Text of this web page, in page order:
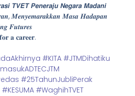
𝙏𝙑𝙀𝙏 𝙋𝙚𝙣𝙚𝙧𝙖𝙟𝙪 𝙉𝙚𝙜𝙖𝙧𝙖 𝙈𝙖𝙙𝙖𝙣𝙞
𝑴𝒆𝒏𝒚𝒆𝒎𝒂𝒓𝒂𝒌𝒌𝒂𝒏 𝑴𝒂𝒔𝒂 𝑯𝒂𝒅𝒂𝒑𝒂𝒏
𝑭𝒖𝒕𝒖𝒓𝒆𝒔
𝐚 𝐜𝐚𝐫𝐞𝐞𝐫.
#KITA #JTMDihatiku
#25TahunJubliPerak
#KESUMA #WaghihTVET